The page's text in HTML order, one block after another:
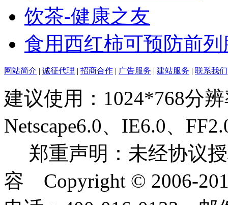
饮茶-健康之友
食用西红柿可预防前列
网站简介 | 诚征代理 | 招商合作 | 广告服务 | 建站服务 | 联系我们
建议使用：1024*768分
Netscape6.0、IE6.0、
郑重声明：未经协议
容 Copyright © 2006-